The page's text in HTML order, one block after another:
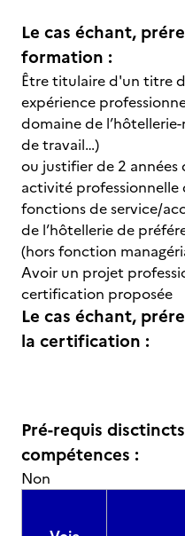
Le cas échant,
formation :
Être titulaire d'un titre
expérience
domaine de
de travail…)
ou justifier de 2 années
activité professionnelle
fonctions de service/
de l’hôtellerie de
(hors fonction
Avoir un projet
certification proposée
Le cas échant,
la certification :
Pré-requis
compétences :
Non